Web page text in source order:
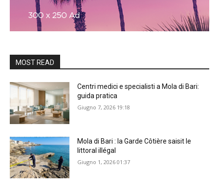
MOST READ
Centri medici e specialisti a Mola di Bari:
guida pratica
Giugno 7, 2026 19:18
Mola di Bari : la Garde Côtière saisit le
littoral illégal
Giugno 1, 2026 01:37